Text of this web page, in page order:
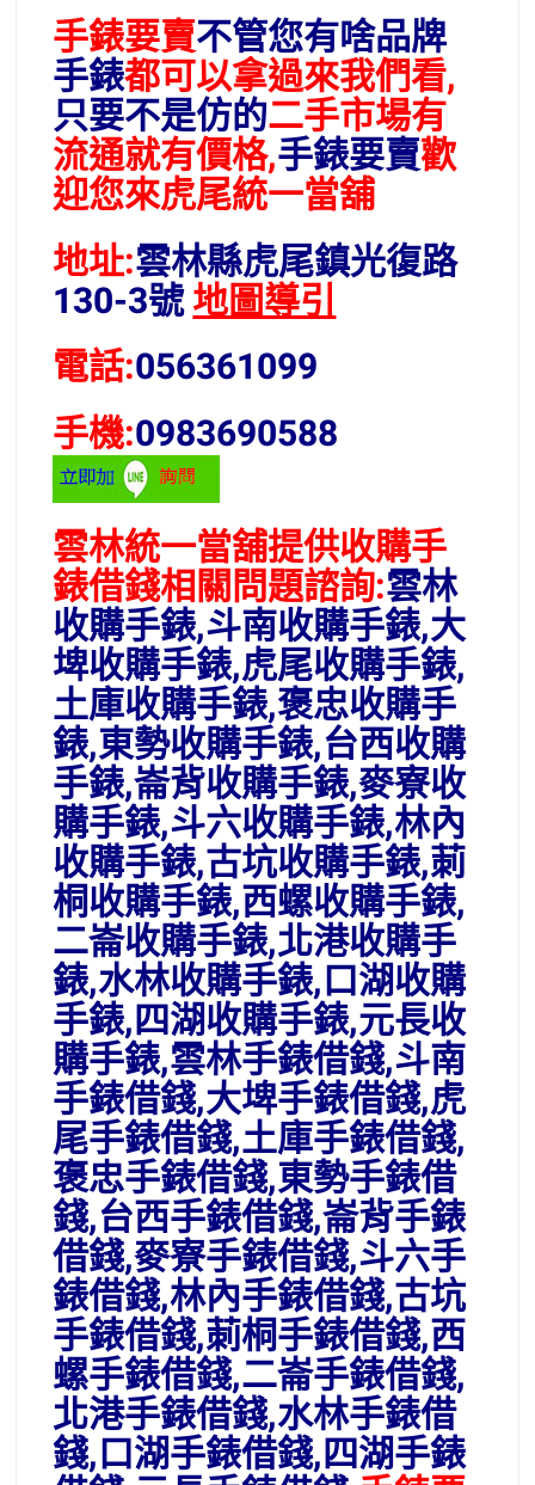
手錶要賣不管您有啥品牌
手錶都可以拿過來我們看,
只要不是仿的二手市場有
流通就有價格,手錶要賣歡
迎您來虎尾統一當舖
地址:雲林縣虎尾鎮光復路
130-3號地圖導引
電話:056361099
手機:0983690588
雲林統一當舖提供收購手
錶借錢相關問題諮詢:雲林
收購手錶,斗南收購手錶,大
埤收購手錶,虎尾收購手錶,
土庫收購手錶,褒忠收購手
錶,東勢收購手錶,台西收購
手錶,崙背收購手錶,麥寮收
購手錶,斗六收購手錶,林內
收購手錶,古坑收購手錶,莿
桐收購手錶,西螺收購手錶,
二崙收購手錶,北港收購手
錶,水林收購手錶,口湖收購
手錶,四湖收購手錶,元長收
購手錶,雲林手錶借錢,斗南
手錶借錢,大埤手錶借錢,虎
尾手錶借錢,土庫手錶借錢,
褒忠手錶借錢,東勢手錶借
錢,台西手錶借錢,崙背手錶
借錢,麥寮手錶借錢,斗六手
錶借錢,林內手錶借錢,古坑
手錶借錢,莿桐手錶借錢,西
螺手錶借錢,二崙手錶借錢,
北港手錶借錢,水林手錶借
錢,口湖手錶借錢,四湖手錶